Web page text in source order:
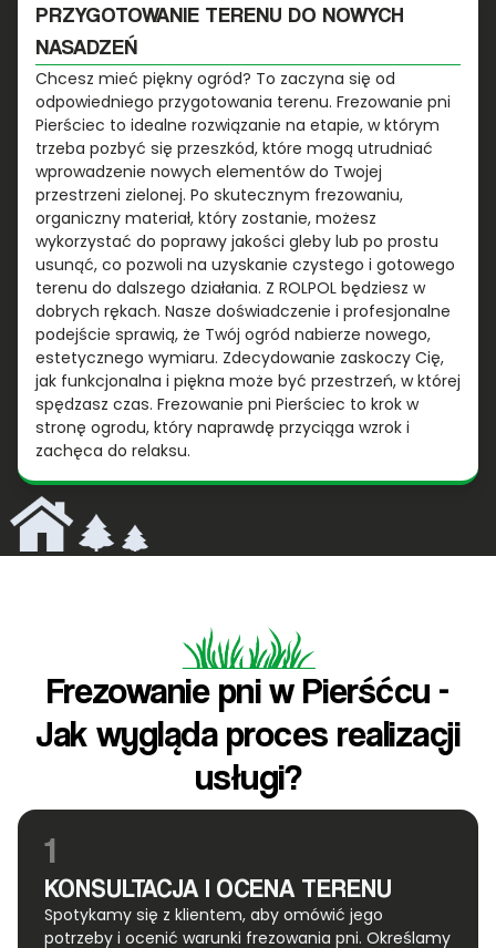
PRZYGOTOWANIE TERENU DO NOWYCH
NASADZEŃ
Chcesz mieć piękny ogród? To zaczyna się od
odpowiedniego przygotowania terenu. Frezowanie pni
Pierściec to idealne rozwiązanie na etapie, w którym
trzeba pozbyć się przeszkód, które mogą utrudniać
wprowadzenie nowych elementów do Twojej
przestrzeni zielonej. Po skutecznym frezowaniu,
organiczny materiał, który zostanie, możesz
wykorzystać do poprawy jakości gleby lub po prostu
usunąć, co pozwoli na uzyskanie czystego i gotowego
terenu do dalszego działania. Z ROLPOL będziesz w
dobrych rękach. Nasze doświadczenie i profesjonalne
podejście sprawią, że Twój ogród nabierze nowego,
estetycznego wymiaru. Zdecydowanie zaskoczy Cię,
jak funkcjonalna i piękna może być przestrzeń, w której
spędzasz czas. Frezowanie pni Pierściec to krok w
stronę ogrodu, który naprawdę przyciąga wzrok i
zachęca do relaksu.
Frezowanie pni w Pierśćcu -
Jak wygląda proces realizacji
usługi?
1
KONSULTACJA I OCENA TERENU
Spotykamy się z klientem, aby omówić jego
potrzeby i ocenić warunki frezowania pni. Określamy